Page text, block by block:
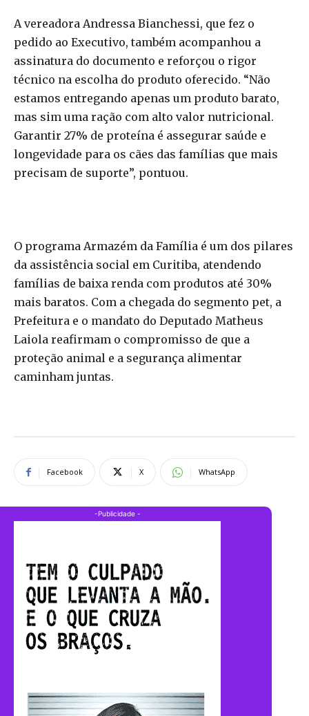
A vereadora Andressa Bianchessi, que fez o
pedido ao Executivo, também acompanhou a
assinatura do documento e reforçou o rigor
técnico na escolha do produto oferecido. “Não
estamos entregando apenas um produto barato,
mas sim uma ração com alto valor nutricional.
Garantir 27% de proteína é assegurar saúde e
longevidade para os cães das famílias que mais
precisam de suporte”, pontuou.
O programa Armazém da Família é um dos pilares
da assistência social em Curitiba, atendendo
famílias de baixa renda com produtos até 30%
mais baratos. Com a chegada do segmento pet, a
Prefeitura e o mandato do Deputado Matheus
Laiola reafirmam o compromisso de que a
proteção animal e a segurança alimentar
caminham juntas.
Facebook X WhatsApp
-Publicidade -